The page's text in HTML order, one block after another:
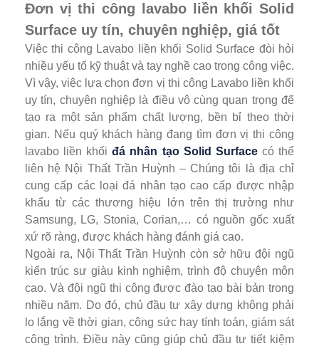
Đơn vị thi công lavabo liền khối Solid
Surface uy tín, chuyên nghiệp, giá tốt
Việc thi công Lavabo liền khối Solid Surface đòi hỏi
nhiều yếu tố kỹ thuật và tay nghề cao trong công việc.
Vì vậy, việc lựa chọn đơn vị thi công Lavabo liền khối
uy tín, chuyên nghiệp là điều vô cùng quan trọng để
tạo ra một sản phẩm chất lượng, bền bỉ theo thời
gian. Nếu quý khách hàng đang tìm đơn vị thi công
lavabo liền khốiđá nhân tạo Solid Surfacecó thể
liên hệ Nội Thất Trần Huỳnh – Chúng tôi là địa chỉ
cung cấp các loại đá nhân tạo cao cấp được nhập
khẩu từ các thương hiệu lớn trên thị trường như
Samsung, LG, Stonia, Corian,… có nguồn gốc xuất
xứ rõ ràng, được khách hàng đánh giá cao.
Ngoài ra, Nội Thất Trần Huỳnh còn sở hữu đội ngũ
kiến ​​trúc sư giàu kinh nghiệm, trình độ chuyên môn
cao. Và đội ngũ thi công được đào tạo bài bản trong
nhiều năm. Do đó, chủ đầu tư xây dựng không phải
lo lắng về thời gian, công sức hay tính toán, giám sát
công trình. Điều này cũng giúp chủ đầu tư tiết kiệm